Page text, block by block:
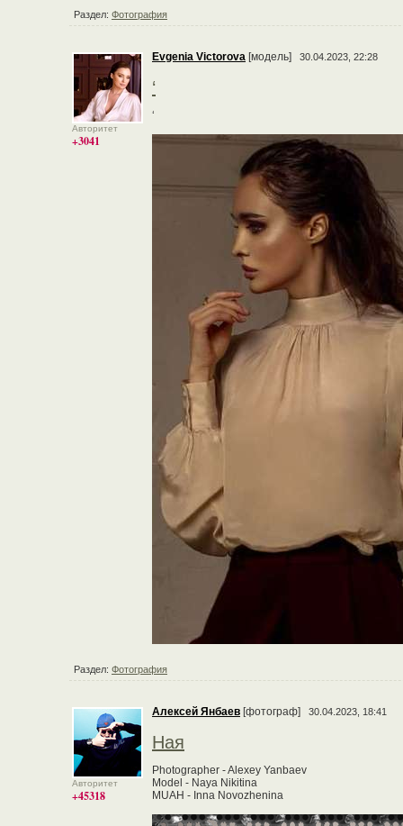
Раздел: Фотография
Авторитет
+3041
Evgenia Victorova [модель] 30.04.2023, 22:28
‘
‘
Раздел: Фотография
Авторитет
+45318
Алексей Янбаев [фотограф] 30.04.2023, 18:41
Ная
Photographer - Alexey Yanbaev
Model - Naya Nikitina
MUAH - Inna Novozhenina